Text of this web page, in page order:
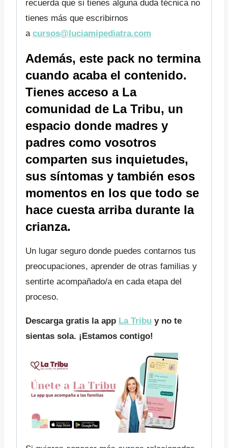
recuerda que si tienes alguna duda técnica no
tienes más que escribirnos
a cursos@luciamipediatra.com
Además, este pack no termina
cuando acaba el contenido.
Tienes acceso a La
comunidad de La Tribu, un
espacio donde madres y
padres como vosotros
comparten sus inquietudes,
sus síntomas y también esos
momentos en los que todo se
hace cuesta arriba durante la
crianza.
Un lugar seguro donde puedes contarnos tus
preocupaciones, aprender de otras familias y
sentirte acompañado/a en cada etapa del
proceso.
Descarga gratis la app La Tribu y no te
sientas sola. ¡Estamos contigo!